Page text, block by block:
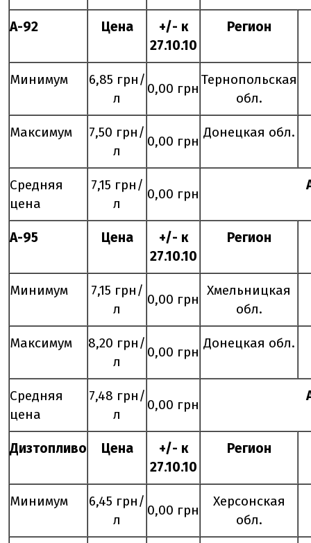
А-92 Цена
+/- к
27.10.10
Регион
Минимум
6,85 грн/
л
0,00 грн
Тернопольская
обл.
Максимум
7,50 грн/
л
0,00 грн
Донецкая обл.
Средняя
цена
7,15 грн/
л
0,00 грн
А-95 Цена
+/- к
27.10.10
Регион
Минимум
7,15 грн/
л
0,00 грн
Хмельницкая
обл.
Максимум
8,20 грн/
л
0,00 грн
Донецкая обл.
Средняя
цена
7,48 грн/
л
0,00 грн
Дизтопливо Цена
+/- к
27.10.10
Регион
Минимум
6,45 грн/
л
0,00 грн
Херсонская
обл.